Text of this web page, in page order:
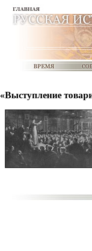
«Выступление